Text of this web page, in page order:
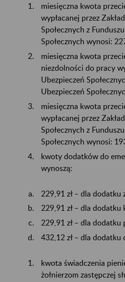
miesięczna kwota
wypłacanej przez
Społecznych z
Społecznych wynosi:
miesięczna kwota
niezdolności do pracy
Ubezpieczeń
Ubezpieczeń
miesięczna kwota
wypłacanej przez
Społecznych z
Społecznych wynosi:
kwoty dodatków do
wynoszą:
229,91 zł – dla dodatku
229,91 zł – dla dodatku
229,91 zł – dla dodatku
432,12 zł – dla dodatku
kwota świadczenia
żołnierzom zastępczej